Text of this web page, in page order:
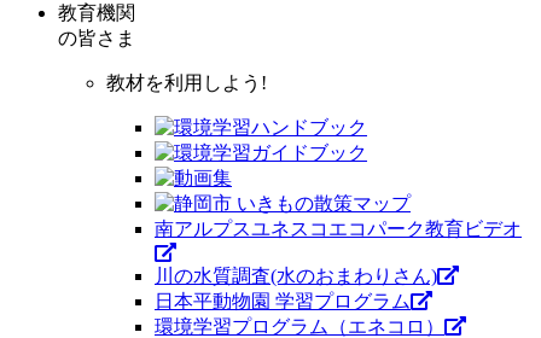
教育機関
の皆さま
教材を利用しよう!
南アルプスユネスコエコパーク教育ビデオ
川の水質調査(水のおまわりさん)
日本平動物園 学習プログラム
環境学習プログラム（エネコロ）